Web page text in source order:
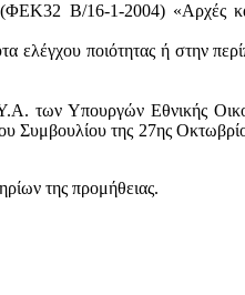
Β/16-1-2004) «Αρχές
ελέγχου ποιότητας ή στην
των Υπουργών Εθνικής
Συμβουλίου της 27ης
της προμήθειας.